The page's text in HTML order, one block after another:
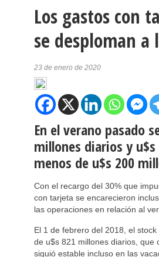
Los gastos con
se desploman a
23 de enero de 2020
En el verano pasado
millones diarios y
menos de u$s 200
Con el recargo del 30% que
con tarjeta se encarecieron
las operaciones en relación al
El 1 de febrero del 2018, el
de u$s 821 millones diarios, que
siguió estable incluso en las